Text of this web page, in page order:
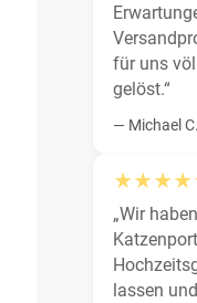
für uns
gelöst.“
— Michael
„Wir
lassen